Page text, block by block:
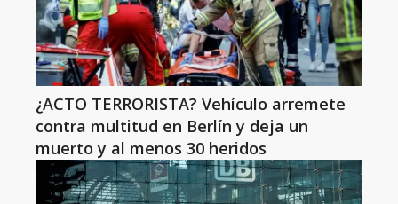
¿ACTO TERRORISTA? Vehículo arremete
contra multitud en Berlín y deja un
muerto y al menos 30 heridos